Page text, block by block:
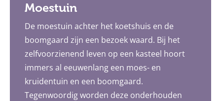
Moestuin
De moestuin achter het koetshuis en de
boomgaard zijn een bezoek waard. Bij het
zelfvoorzienend leven op een kasteel hoort
immers al eeuwenlang een moes- en
kruidentuin en een boomgaard.
Tegenwoordig worden deze onderhouden